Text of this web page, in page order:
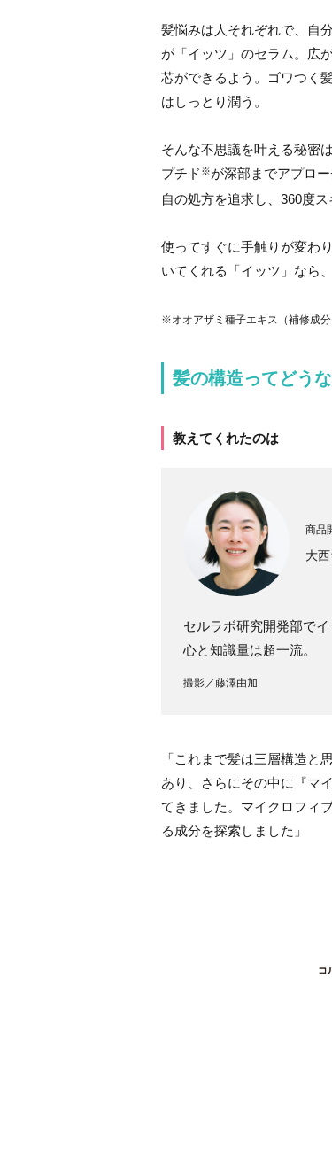
髪悩みは人それぞれで、自
が「イッツ」のセラム。広
芯ができるよう。ゴワつく
はしっとり潤う。
そんな不思議を叶える秘密
プチド ※が深部までアプロ
自の処方を追求し、360度ス
使ってすぐに手触りが変わ
いてくれる「イッツ」なら
※オオアザミ種子エキス（補修成分
髪の構造ってどう
教えてくれたのは
商品
大
セルラボ研究開発部で
心と知識量は超一流。
撮影／藤澤由加
「これまで髪は三層構造と
あり、さらにその中に『マ
てきました。マイクロフィ
る成分を探索しました」